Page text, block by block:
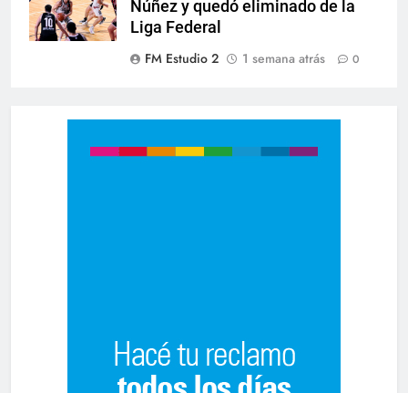
Núñez y quedó eliminado de la
Liga Federal
FM Estudio 2
1 semana atrás 0